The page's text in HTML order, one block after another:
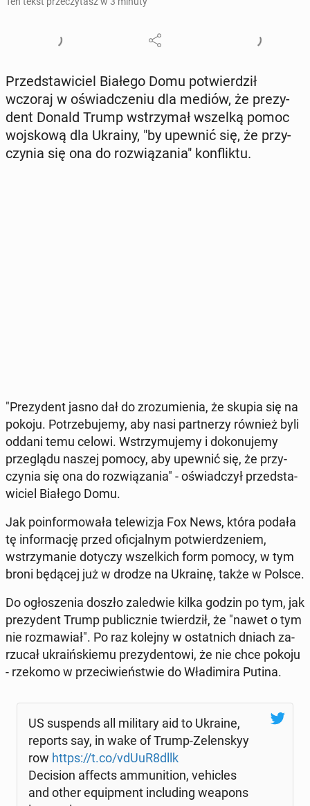
Przed­sta­wi­ciel Białego Domu po­twier­dził
wczoraj w oświad­cze­niu dla mediów, że pre­zy­
dent Donald Trump wstrzy­mał wszelką pomoc
woj­sko­wą dla Ukrainy, "by upewnić się, że przy­
czy­nia się ona do roz­wią­za­nia" kon­flik­tu.
"Pre­zy­dent jasno dał do zro­zu­mie­nia, że skupia się na
pokoju. Po­trze­bu­je­my, aby nasi part­ne­rzy również byli
oddani temu celowi. Wstrzy­mu­je­my i do­ko­nu­je­my
prze­glą­du naszej pomocy, aby upewnić się, że przy­
czy­nia się ona do roz­wią­za­nia" - oświad­czył przed­sta­
wi­ciel Białego Domu.
Jak po­in­for­mo­wa­ła te­le­wi­zja Fox News, która podała
tę in­for­ma­cję przed ofi­cjal­nym po­twier­dze­niem,
wstrzy­ma­nie dotyczy wszel­kich form pomocy, w tym
broni będącej już w drodze na Ukrainę, także w Polsce.
Do ogło­sze­nia doszło za­le­d­wie kilka godzin po tym, jak
pre­zy­dent Trump pu­blicz­nie twier­dził, że "nawet o tym
nie roz­ma­wiał". Po raz kolejny w ostat­nich dniach za­
rzu­cał ukra­iń­skie­mu pre­zy­den­to­wi, że nie chce pokoju
- rzekomo w prze­ci­wień­stwie do Wła­di­mi­ra Putina.
US su­spends all mi­li­ta­ry aid to Ukraine,
reports say, in wake of Trump-Ze­len­skyy
row https://t.co/vdUuR8dllk
De­ci­sion affects am­mu­ni­tion, ve­hic­les
and other equ­ip­ment in­c­lu­ding weapons